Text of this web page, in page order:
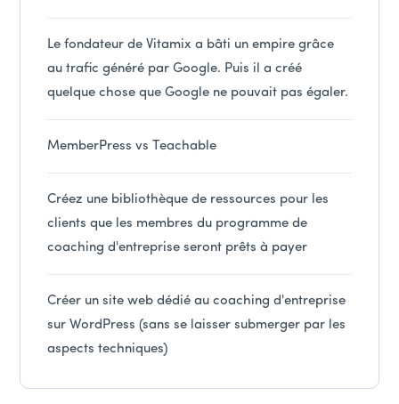
Le fondateur de Vitamix a bâti un empire grâce
au trafic généré par Google. Puis il a créé
quelque chose que Google ne pouvait pas égaler.
MemberPress vs Teachable
Créez une bibliothèque de ressources pour les
clients que les membres du programme de
coaching d'entreprise seront prêts à payer
Créer un site web dédié au coaching d'entreprise
sur WordPress (sans se laisser submerger par les
aspects techniques)